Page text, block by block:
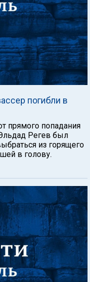
погибли в
прямого попадания
Регев был
из горящего
в голову.